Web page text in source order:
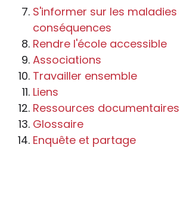
maladie ou handicap selon
enfant.
La consultation
web n’exonère personne de
responsabilités
et pénales. Les personnes qui
s'inspireront des éléments
site « Tous à l'école » dans
S'informer sur les maladies
conséquences
Rendre l'école accessible
Associations
Travailler ensemble
Liens
Ressources documentaires
Glossaire
Enquête et partage